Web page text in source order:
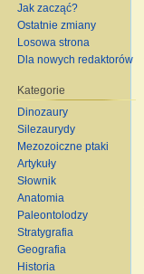
Jak zacząć?
Ostatnie zmiany
Losowa strona
Dla nowych redaktorów
Kategorie
Dinozaury
Silezaurydy
Mezozoiczne ptaki
Artykuły
Słownik
Anatomia
Paleontolodzy
Stratygrafia
Geografia
Historia